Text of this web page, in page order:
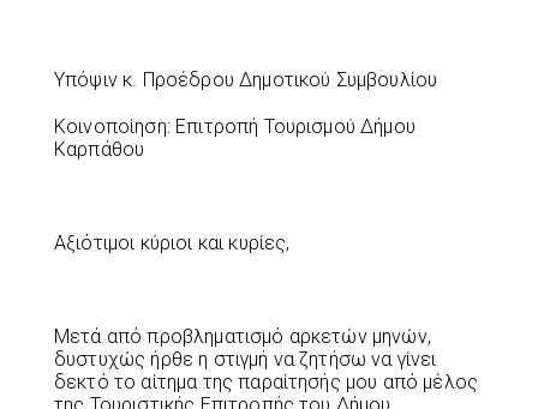
Υπόψιν κ. Προέδρου Δημοτικού Συμβουλίου
Κοινοποίηση: Επιτροπή Τουρισμού Δήμου
Καρπάθου
Αξιότιμοι κύριοι και κυρίες,
Μετά από προβληματισμό αρκετών μηνών,
δυστυχώς ήρθε η στιγμή να ζητήσω να γίνει
δεκτό το αίτημα της παραίτησής μου από μέλος